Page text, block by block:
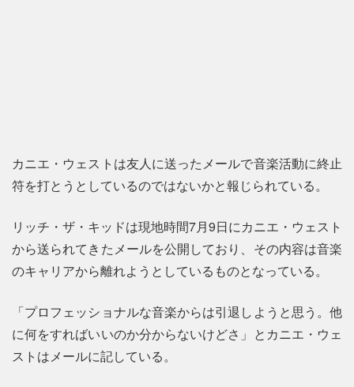
カニエ・ウェストは友人に送ったメールで音楽活動に終止
符を打とうとしているのではないかと報じられている。
リッチ・ザ・キッドは現地時間7月9日にカニエ・ウェスト
から送られてきたメールを公開しており、その内容は音楽
のキャリアから離れようとしているものとなっている。
「プロフェッショナルな音楽からは引退しようと思う。他
に何をすればいいのか分からないけどさ」とカニエ・ウェ
ストはメールに記している。